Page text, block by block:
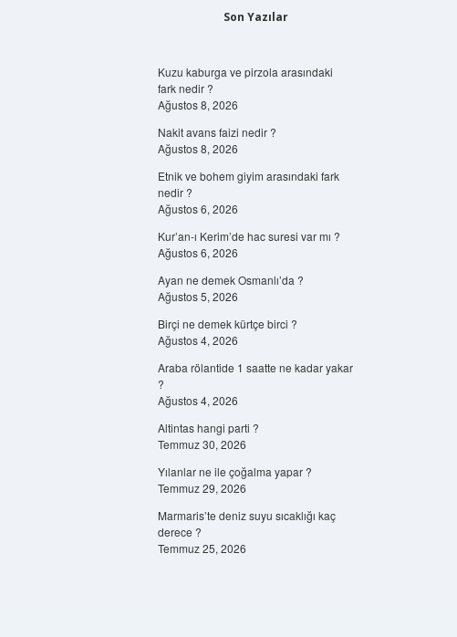
Son Yazılar
Kuzu kaburga ve pirzola arasındaki
fark nedir ?
Ağustos 8, 2026
Nakit avans faizi nedir ?
Ağustos 8, 2026
Etnik ve bohem giyim arasındaki fark
nedir ?
Ağustos 6, 2026
Kur’an-ı Kerim’de hac suresi var mı ?
Ağustos 6, 2026
Ayan ne demek Osmanlı’da ?
Ağustos 5, 2026
Birçi ne demek kürtçe birci ?
Ağustos 4, 2026
Araba rölantide 1 saatte ne kadar yakar
?
Ağustos 4, 2026
Altintas hangi parti ?
Temmuz 30, 2026
Yılanlar ne ile çoğalma yapar ?
Temmuz 29, 2026
Marmaris’te deniz suyu sıcaklığı kaç
derece ?
Temmuz 25, 2026